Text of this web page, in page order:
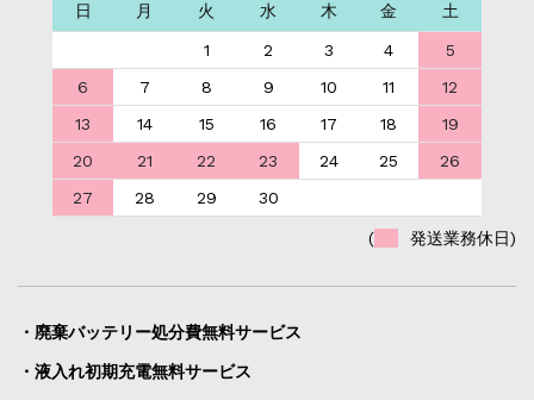
日 月 火 水 木 金 土
1 2 3 4
5
6
7 8 9 10 11
12
13
14 15 16 17 18
19
20
21 22 23 24 25
26
27
28 29 30
( 発送業務休日)
・廃棄バッテリー処分費無料サービス
・液入れ初期充電無料サービス